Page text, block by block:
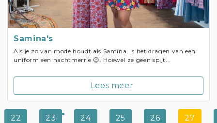
Samina's
Als je zo van mode houdt als Samina, is het dragen van een
uniform een nachtmerrie 😉. Hoewel ze geen spijt...
Lees meer
22 23 24 25 26 27